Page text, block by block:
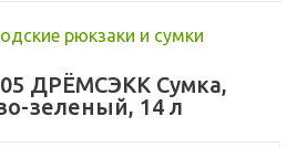
рюкзаки и сумки
ДРЁМСЭКК Сумка,
зеленый, 14 л